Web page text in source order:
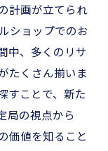
計画が立てられ
ショップでのお
中、多くのリサ
たくさん揃いま
すことで、新た
局の視点から
価値を知ること